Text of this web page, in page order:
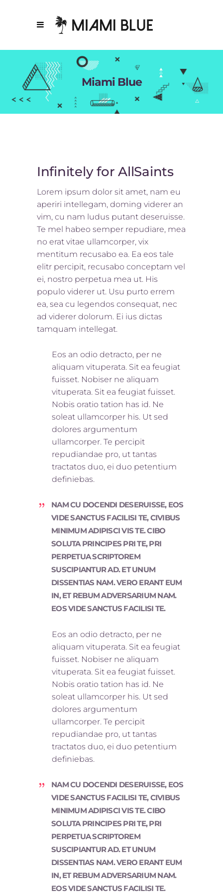
Miami Blue
Infinitely for AllSaints
Lorem ipsum dolor sit amet, nam eu
aperiri intellegam, doming viderer an
vim, cu nam ludus putant deseruisse.
Te mel habeo semper repudiare, mea
no erat vitae ullamcorper, vix
mentitum recusabo ea. Ea eos tale
elitr percipit, recusabo conceptam vel
ei, nostro perpetua mea ut. His
populo viderer ut. Usu purto errem
ea, sea cu legendos consequat, nec
ad viderer dolorum. Ei ius dictas
tamquam intellegat.
Eos an odio detracto, per ne
aliquam vituperata. Sit ea feugiat
fuisset. Nobiser ne aliquam
vituperata. Sit ea feugiat fuisset.
Nobis oratio tation has id. Ne
soleat ullamcorper his. Ut sed
dolores argumentum
ullamcorper. Te percipit
repudiandae pro, ut tantas
tractatos duo, ei duo petentium
definiebas.
NAM CU DOCENDI DESERUISSE, EOS
VIDE SANCTUS FACILISI TE, CIVIBUS
MINIMUM ADIPISCI VIS TE. CIBO
SOLUTA PRINCIPES PRI TE, PRI
PERPETUA SCRIPTOREM
SUSCIPIANTUR AD. ET UNUM
DISSENTIAS NAM. VERO ERANT EUM
IN, ET REBUM ADVERSARIUM NAM.
EOS VIDE SANCTUS FACILISI TE.
Eos an odio detracto, per ne
aliquam vituperata. Sit ea feugiat
fuisset. Nobiser ne aliquam
vituperata. Sit ea feugiat fuisset.
Nobis oratio tation has id. Ne
soleat ullamcorper his. Ut sed
dolores argumentum
ullamcorper. Te percipit
repudiandae pro, ut tantas
tractatos duo, ei duo petentium
definiebas.
NAM CU DOCENDI DESERUISSE, EOS
VIDE SANCTUS FACILISI TE, CIVIBUS
MINIMUM ADIPISCI VIS TE. CIBO
SOLUTA PRINCIPES PRI TE, PRI
PERPETUA SCRIPTOREM
SUSCIPIANTUR AD. ET UNUM
DISSENTIAS NAM. VERO ERANT EUM
IN, ET REBUM ADVERSARIUM NAM.
EOS VIDE SANCTUS FACILISI TE.